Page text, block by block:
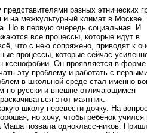
разных этнических
на межкультурный климат в Москве.
Но в первую очередь социальная. И
все процессы, которые идут в
что с нею сопряжено, приводят к
процессы, которые сейчас
ксенофобии. Он проявляется в форме
эту проблему и работать с
в школьной среде стал именно
по-русски и внешне отличающимся
этот маятник.
школу перевести дочку. На вопрос
но хочу, чтобы ребёнок учился
позвала однокласс-ников.